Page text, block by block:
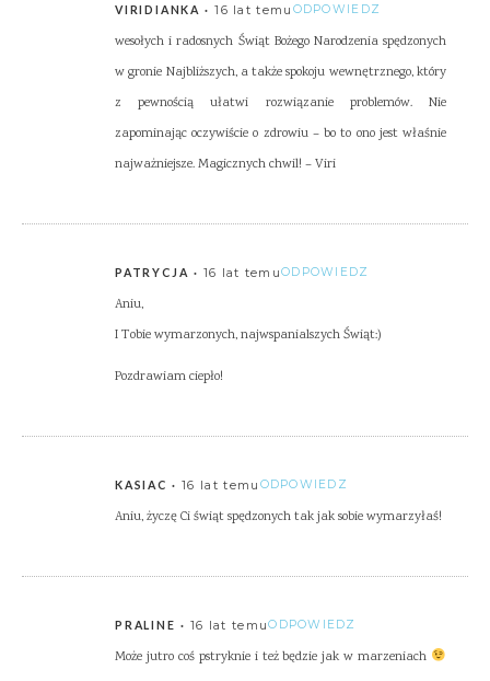
VIRIDIANKA 16 lat temu ODPOWIEDZ
wesołych i radosnych Świąt Bożego Narodzenia spędzonych
w gronie Najbliższych, a także spokoju wewnętrznego, który
z pewnością ułatwi rozwiązanie problemów. Nie
zapominając oczywiście o zdrowiu – bo to ono jest właśnie
najważniejsze. Magicznych chwil! – Viri
PATRYCJA 16 lat temuODPOWIEDZ
Aniu,
I Tobie wymarzonych, najwspanialszych Świąt:)
Pozdrawiam ciepło!
KASIAC 16 lat temu ODPOWIEDZ
Aniu, życzę Ci świąt spędzonych tak jak sobie wymarzyłaś!
PRALINE 16 lat temuODPOWIEDZ
Może jutro coś pstryknie i też będzie jak w marzeniach